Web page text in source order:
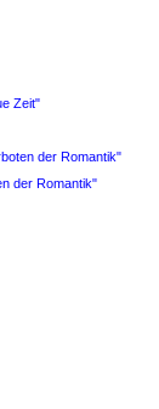
Zeit"
der Romantik"
der Romantik"